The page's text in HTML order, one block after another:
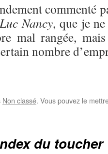
commenté
Nancy, que je
mal rangée,
nombre
Non classé. Vous pouvez le
du toucher